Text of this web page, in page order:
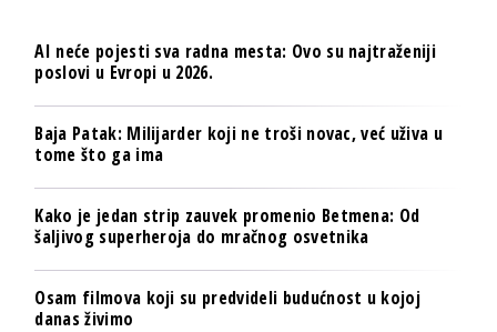
AI neće pojesti sva radna mesta: Ovo su najtraženiji
poslovi u Evropi u 2026.
Baja Patak: Milijarder koji ne troši novac, već uživa u
tome što ga ima
Kako je jedan strip zauvek promenio Betmena: Od
šaljivog superheroja do mračnog osvetnika
Osam filmova koji su predvideli budućnost u kojoj
danas živimo